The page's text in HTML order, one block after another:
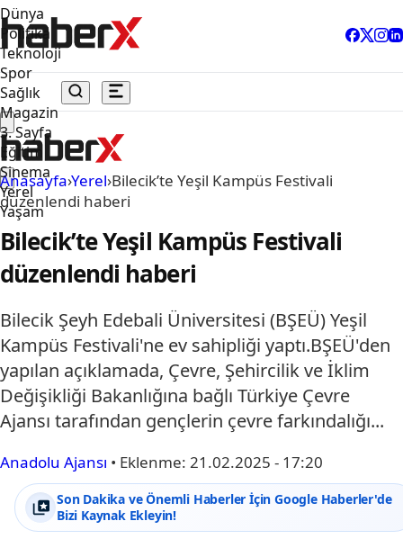
Dünya
Politika
Teknoloji
Spor
Sağlık
Magazin
3. Sayfa
Eğitim
Sinema
Yerel
Yaşam
Anasayfa›Yerel›Bilecik’te Yeşil Kampüs Festivali
düzenlendi haberi
Bilecik’te Yeşil Kampüs Festivali
düzenlendi haberi
Bilecik Şeyh Edebali Üniversitesi (BŞEÜ) Yeşil
Kampüs Festivali'ne ev sahipliği yaptı.BŞEÜ'den
yapılan açıklamada, Çevre, Şehircilik ve İklim
Değişikliği Bakanlığına bağlı Türkiye Çevre
Ajansı tarafından gençlerin çevre farkındalığı...
Anadolu Ajansı • Eklenme: 21.02.2025 - 17:20
Son Dakika ve Önemli Haberler İçin Google Haberler'de
Bizi Kaynak Ekleyin!